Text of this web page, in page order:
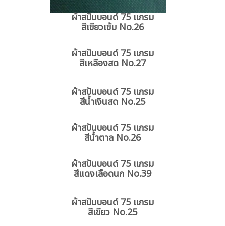
ผ้าสปันบอนด์ 75 แกรม
สีเขียวเข้ม No.26
ผ้าสปันบอนด์ 75 แกรม
สีเหลืองสด No.27
ผ้าสปันบอนด์ 75 แกรม
สีน้ำเงินสด No.25
ผ้าสปันบอนด์ 75 แกรม
สีน้ำตาล No.26
ผ้าสปันบอนด์ 75 แกรม
สีแดงเลือดนก No.39
ผ้าสปันบอนด์ 75 แกรม
สีเขียว No.25